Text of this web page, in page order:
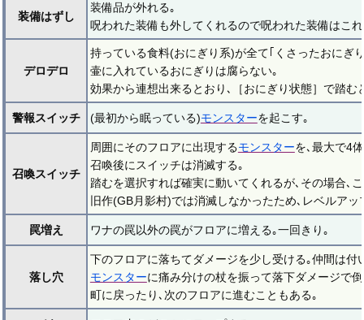
装備はずし
装備品が外れる｡
呪われた装備も外してくれるので呪われた装備はこ
デロデロ
持っている食料(おにぎり系)が全て｢くさったおにぎ
壷に入れているおにぎりは腐らない｡
効果から連想出来るとおり､［おにぎり状態］で踏む
警報スイッチ (最初から眠っている)モンスターを起こす｡
召喚スイッチ
周囲にそのフロアに出現するモンスターを､最大で4
召喚後にスイッチは消滅する｡
踏むを選択すれば確実に動いてくれるが､その場合､
旧作(GB月影村)では消滅しなかったため､レベルア
罠増え ワナの罠以外の罠がフロアに増える｡一回きり｡
落し穴
下のフロアに落ちてダメージを少し受ける｡仲間は付
モンスターに痛み分けの杖を振って落下ダメージで
町に戻ったり､次のフロアに進むこともある｡